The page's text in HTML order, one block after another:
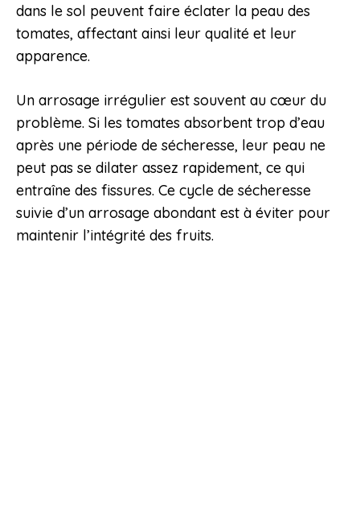
dans le sol peuvent faire éclater la peau des
tomates, affectant ainsi leur qualité et leur
apparence.
Un arrosage irrégulier est souvent au cœur du
problème. Si les tomates absorbent trop d’eau
après une période de sécheresse, leur peau ne
peut pas se dilater assez rapidement, ce qui
entraîne des fissures. Ce cycle de sécheresse
suivie d’un arrosage abondant est à éviter pour
maintenir l’intégrité des fruits.